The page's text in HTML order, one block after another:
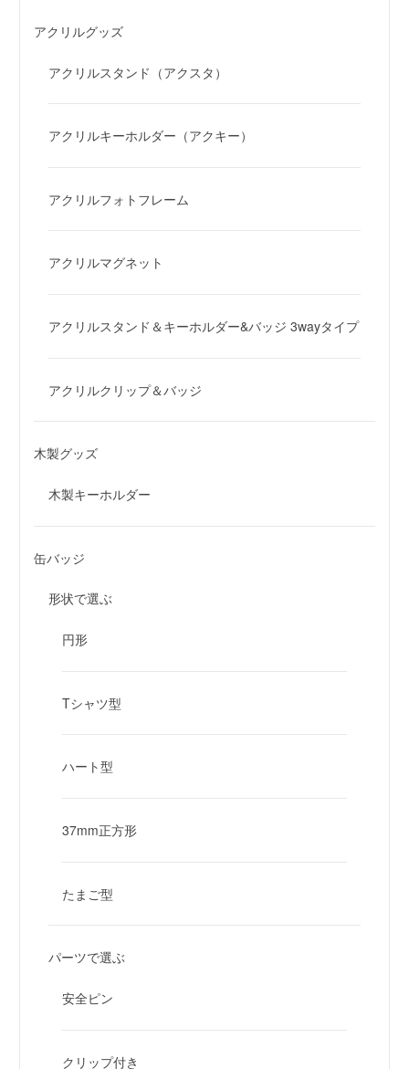
アクリルグッズ
アクリルスタンド（アクスタ）
アクリルキーホルダー（アクキー）
アクリルフォトフレーム
アクリルマグネット
アクリルスタンド＆キーホルダー&バッジ 3wayタイプ
アクリルクリップ＆バッジ
木製グッズ
木製キーホルダー
缶バッジ
形状で選ぶ
円形
Tシャツ型
ハート型
37mm正方形
たまご型
パーツで選ぶ
安全ピン
クリップ付き